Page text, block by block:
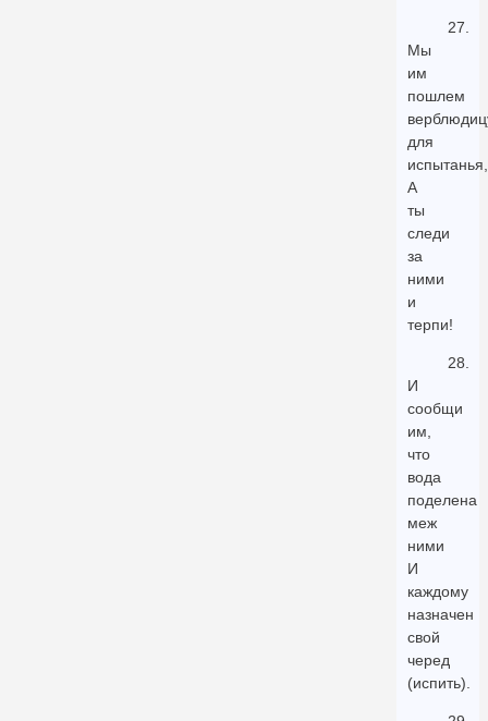
27.
Мы
им
пошлем
для
испытанья,
А
ты
следи
за
ними
и
терпи!
28.
И
сообщи
им,
что
вода
поделена
меж
ними
И
каждому
назначен
свой
черед
(испить).